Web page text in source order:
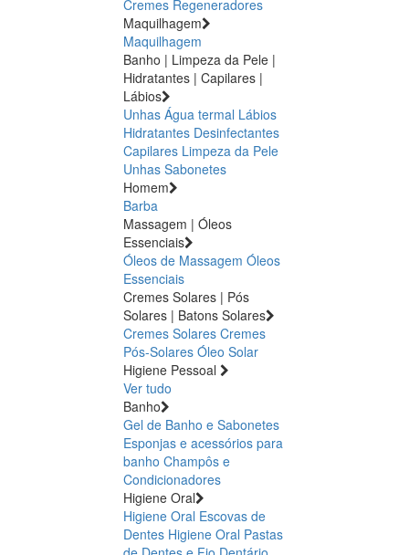
Cremes Regeneradores
Maquilhagem
Maquilhagem
Banho | Limpeza da Pele |
Hidratantes | Capilares |
Lábios
Unhas Água termal Lábios
Hidratantes Desinfectantes
Capilares Limpeza da Pele
Unhas Sabonetes
Homem
Barba
Massagem | Óleos
Essenciais
Óleos de Massagem Óleos
Essenciais
Cremes Solares | Pós
Solares | Batons Solares
Cremes Solares Cremes
Pós-Solares Óleo Solar
Higiene Pessoal
Ver tudo
Banho
Gel de Banho e Sabonetes
Esponjas e acessórios para
banho Champôs e
Condicionadores
Higiene Oral
Higiene Oral Escovas de
Dentes Higiene Oral Pastas